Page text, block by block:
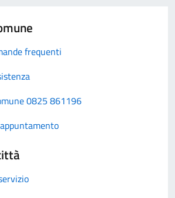
frequenti
0825 861196